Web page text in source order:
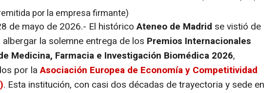
por la empresa firmante)
de mayo de 2026.- El históricoAteneo de Madrid se vistió de
albergar la solemne entrega de los Premios Internacionales
Medicina, Farmacia e Investigación Biomédica 2026,
por laAsociación Europea de Economía y Competitividad
. Esta institución, con casi dos décadas de trayectoria y sede en